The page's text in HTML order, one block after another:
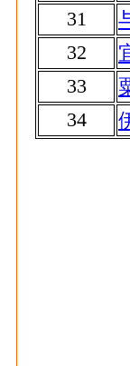
31
32
33
34